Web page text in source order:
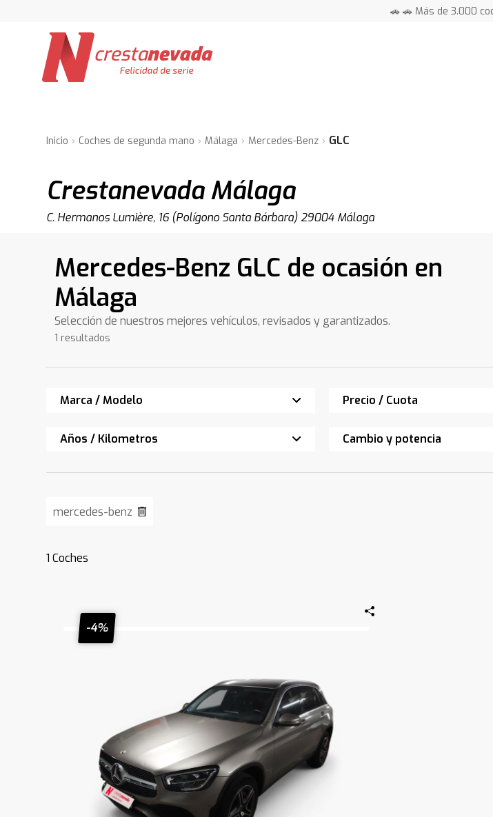
🚗 🚗 Más de 3.000
Inicio Coches de segunda mano Málaga Mercedes-Benz GLC
Crestanevada Málaga
C. Hermanos Lumière, 16 (Polígono Santa Bárbara) 29004 Málaga
Mercedes-Benz GLC de ocasión en
Málaga
Selección de nuestros mejores vehículos, revisados y garantizados.
1 resultados
Marca / Modelo Precio / Cuota
Años / Kilometros Cambio y potencia
mercedes-benz
1 Coches
-4%